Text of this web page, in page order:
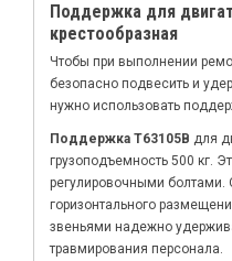
Поддержка для
крестообразная
Чтобы при выполнении
безопасно подвесить и
нужно использовать
Поддержка T63105B для
грузоподъемность 500 кг.
регулировочными
горизонтального
звеньями надежно
травмирования персонала.